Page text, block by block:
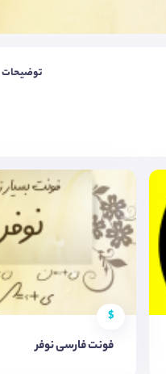
توضیحات
$
فونت فارسی نوفر